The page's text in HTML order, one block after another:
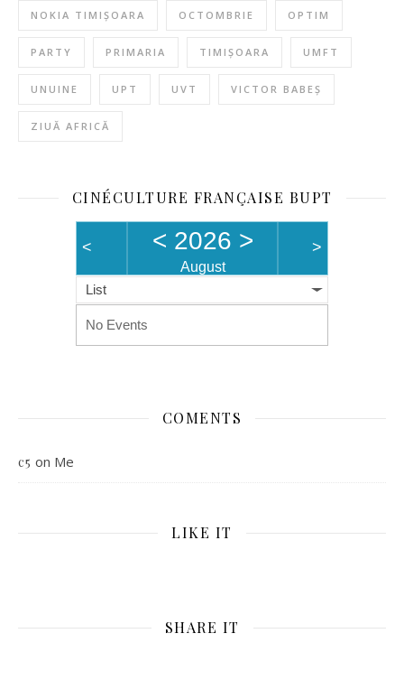
NOKIA TIMIȘOARA OCTOMBRIE OPTIM
PARTY PRIMARIA TIMIȘOARA UMFT
UNUINE UPT UVT VICTOR BABEȘ
ZIUĂ AFRICĂ
CINÉCULTURE FRANÇAISE BUPT
< < 2026 >
August
>
List
No Events
COMENTS
c5 on Me
LIKE IT
SHARE IT